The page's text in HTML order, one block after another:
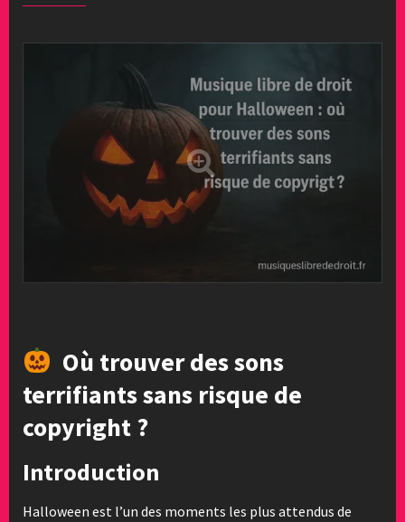
Où trouver des sons
terrifiants sans risque de
copyright ?
Introduction
Halloween est l’un des moments les plus attendus de